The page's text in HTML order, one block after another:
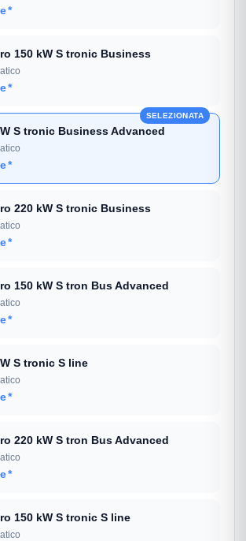
*
150 kW S tronic Business
*
S tronic Business Advanced
*
SELEZIONATA
220 kW S tronic Business
*
150 kW S tron Bus Advanced
*
S tronic S line
*
220 kW S tron Bus Advanced
*
150 kW S tronic S line